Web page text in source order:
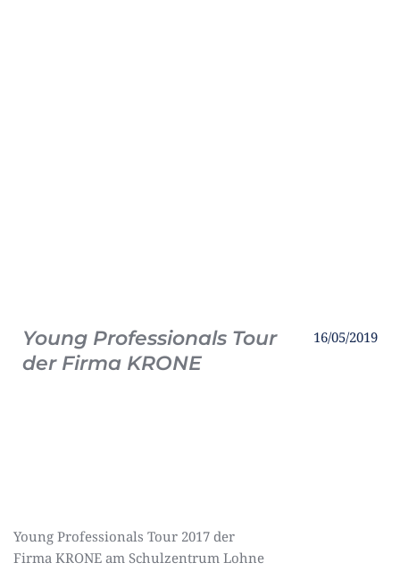
Young Professionals Tour
der Firma KRONE
16/05/2019
Young Professionals Tour 2017 der
Firma KRONE am Schulzentrum Lohne